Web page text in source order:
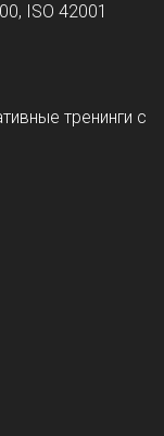
ISO 42001
тренинги с